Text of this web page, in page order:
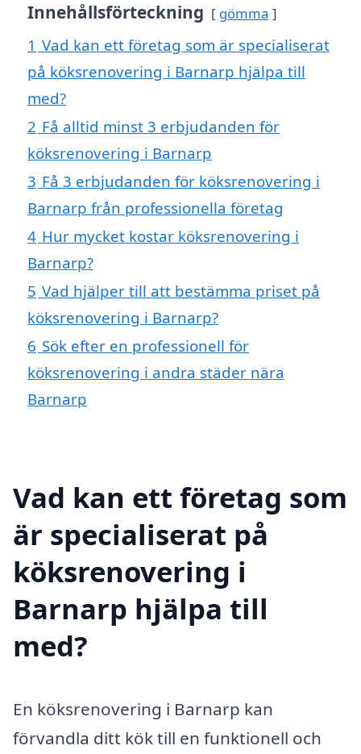
Innehållsförteckning gömma
1 Vad kan ett företag som är specialiserat
på köksrenovering i Barnarp hjälpa till
med?
2 Få alltid minst 3 erbjudanden för
köksrenovering i Barnarp
3 Få 3 erbjudanden för köksrenovering i
Barnarp från professionella företag
4 Hur mycket kostar köksrenovering i
Barnarp?
5 Vad hjälper till att bestämma priset på
köksrenovering i Barnarp?
6 Sök efter en professionell för
köksrenovering i andra städer nära
Barnarp
Vad kan ett företag som
är specialiserat på
köksrenovering i
Barnarp hjälpa till
med?
En köksrenovering i Barnarp kan
förvandla ditt kök till en funktionell och